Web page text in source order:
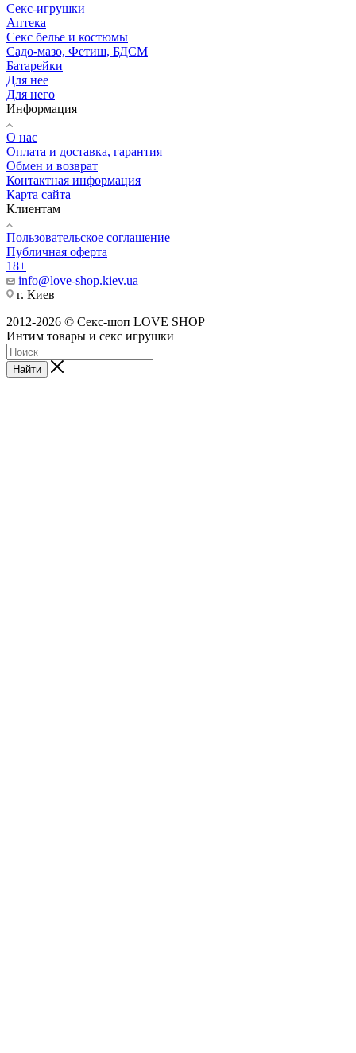
Секс-игрушки
Аптека
Секс белье и костюмы
Садо-мазо, Фетиш, БДСМ
Батарейки
Для нее
Для него
Информация
О нас
Оплата и доставка, гарантия
Обмен и возврат
Контактная информация
Карта сайта
Клиентам
Пользовательское соглашение
Публичная оферта
18+
info@love-shop.kiev.ua
г. Киев
2012-2026 © Секс-шоп LOVE SHOP
Интим товары и секс игрушки
Найти